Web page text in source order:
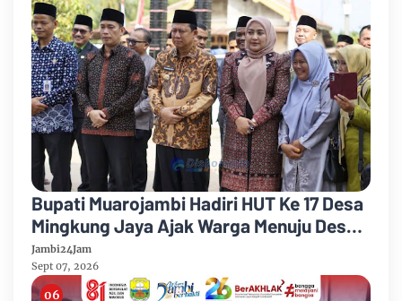
Bupati Muarojambi Hadiri HUT Ke 17 Desa
Mingkung Jaya Ajak Warga Menuju Desa
Mandiri 2026
Jambi24Jam
Sept 07, 2026